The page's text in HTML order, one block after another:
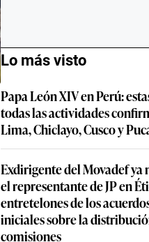
Lo más visto
Papa León XIV en Perú:
todas las actividades
Lima, Chiclayo, Cusco y
Exdirigente del Movadef ya
el representante de JP en
entretelones de los
iniciales sobre la
comisiones